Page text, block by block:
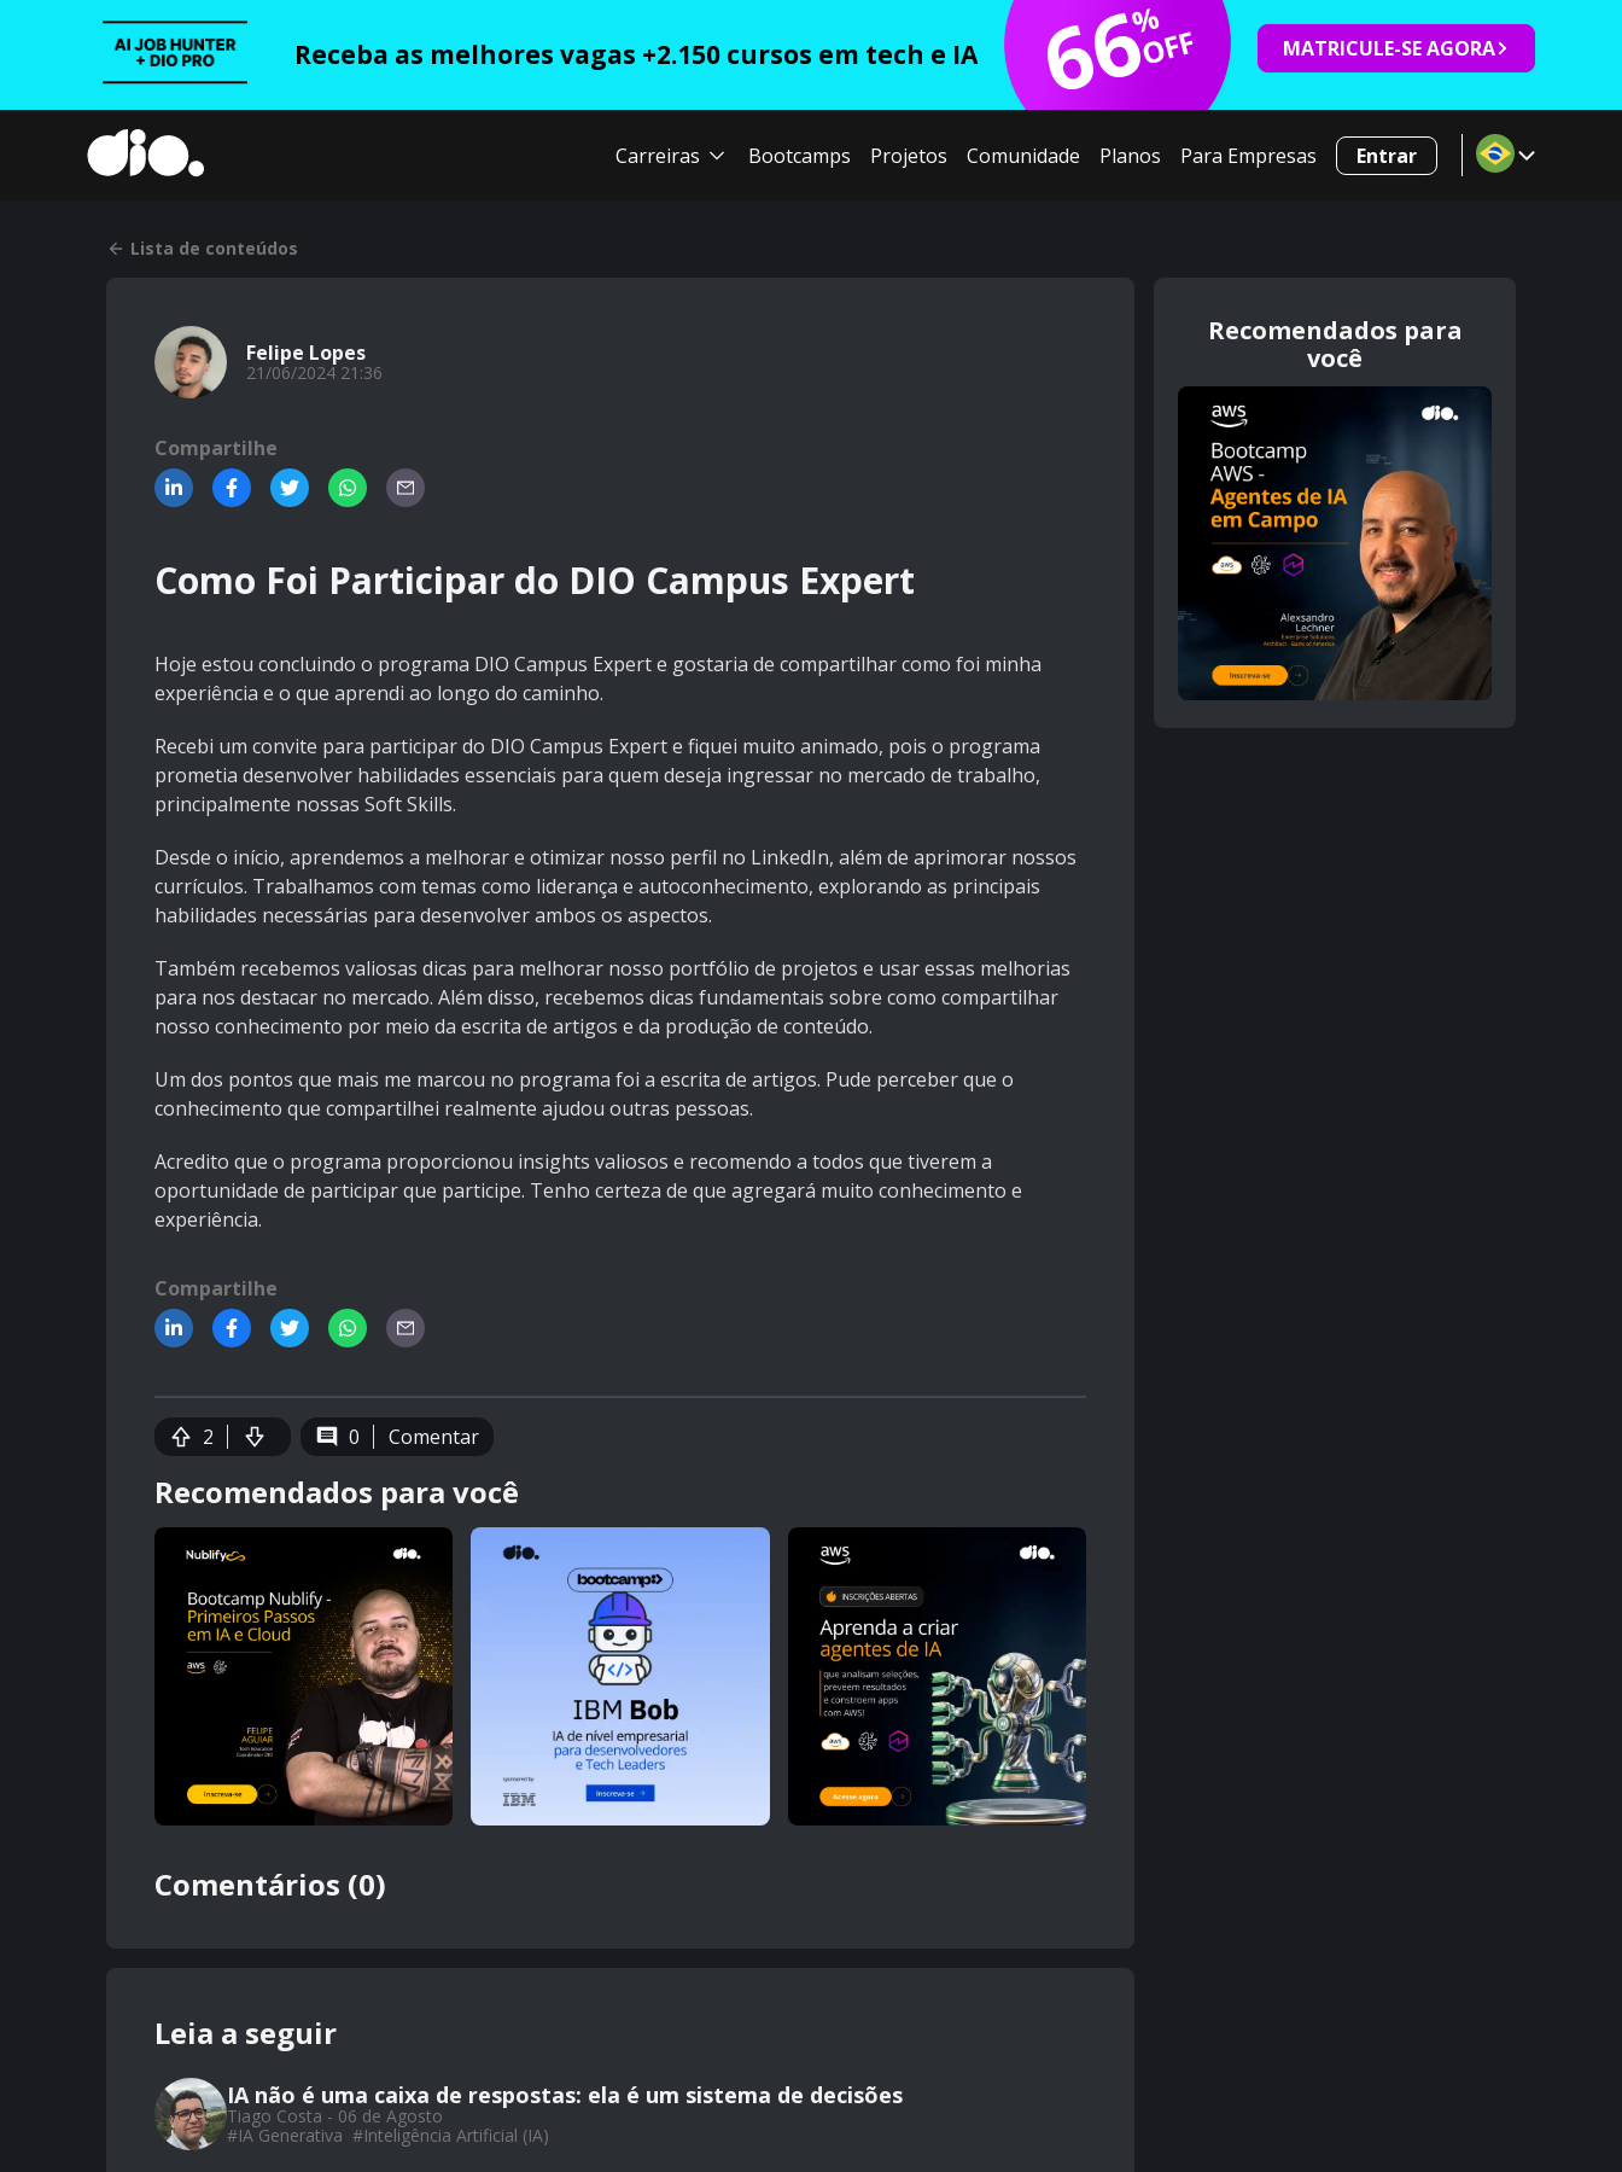
Receba as melhores vagas +2.150 cursos em tech e IA 66
%
OFF MATRICULE-SE AGORA
Carreiras Bootcamps Projetos Comunidade Planos Para Empresas Entrar
Lista de conteúdos
Felipe Lopes
21/06/2024 21:36
Compartilhe
Como Foi Participar do DIO Campus Expert
Hoje estou concluindo o programa DIO Campus Expert e gostaria de compartilhar como foi minha
experiência e o que aprendi ao longo do caminho.
Recebi um convite para participar do DIO Campus Expert e fiquei muito animado, pois o programa
prometia desenvolver habilidades essenciais para quem deseja ingressar no mercado de trabalho,
principalmente nossas Soft Skills.
Desde o início, aprendemos a melhorar e otimizar nosso perfil no LinkedIn, além de aprimorar nossos
currículos. Trabalhamos com temas como liderança e autoconhecimento, explorando as principais
habilidades necessárias para desenvolver ambos os aspectos.
Também recebemos valiosas dicas para melhorar nosso portfólio de projetos e usar essas melhorias
para nos destacar no mercado. Além disso, recebemos dicas fundamentais sobre como compartilhar
nosso conhecimento por meio da escrita de artigos e da produção de conteúdo.
Um dos pontos que mais me marcou no programa foi a escrita de artigos. Pude perceber que o
conhecimento que compartilhei realmente ajudou outras pessoas.
Acredito que o programa proporcionou insights valiosos e recomendo a todos que tiverem a
oportunidade de participar que participe. Tenho certeza de que agregará muito conhecimento e
experiência.
Compartilhe
2 0 Comentar
Recomendados para você
Comentários (0)
Leia a seguir
IA não é uma caixa de respostas: ela é um sistema de decisões
Tiago Costa - 06 de Agosto
#IA Generativa #Inteligência Artificial (IA)
Recomendados para
você